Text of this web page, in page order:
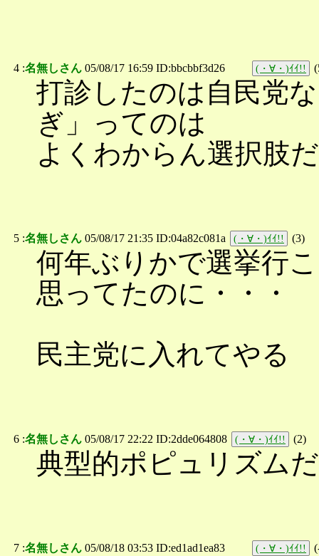
4 :名無しさん 05/08/17 16:59 ID:bbcbbf3d26 (・∀・)ｲｲ!! (
打診したのは自民党
ぎ」ってのは
よくわからん選択肢
5 :名無しさん 05/08/17 21:35 ID:04a82c081a (・∀・)ｲｲ!! (3)
何年ぶりかで選挙行
思ってたのに・・・
民主党に入れてやる
6 :名無しさん 05/08/17 22:22 ID:2dde064808 (・∀・)ｲｲ!! (2)
典型的ポピュリズム
7 :名無しさん 05/08/18 03:53 ID:ed1ad1ea83 (・∀・)ｲｲ!! (